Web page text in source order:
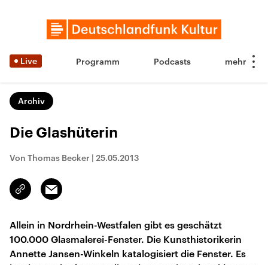
Live Programm Podcasts
Archiv
Die Glashüterin
Von Thomas Becker | 25.05.2013
Link
kopieren/teilen
Email
Allein in Nordrhein-Westfalen gibt es geschätzt
100.000 Glasmalerei-Fenster. Die Kunsthistorikerin
Annette Jansen-Winkeln katalogisiert die Fenster. Es